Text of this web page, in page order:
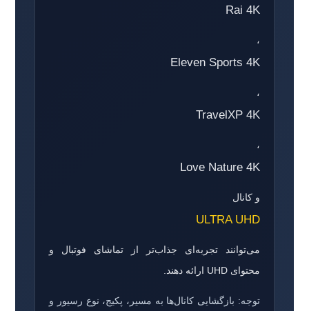
Rai 4K
،
Eleven Sports 4K
،
TravelXP 4K
،
Love Nature 4K
و کانال
ULTRA UHD
می‌توانند تجربه‌ای جذاب‌تر از تماشای فوتبال و
محتوای UHD ارائه دهند.
توجه: بازگشایی کانال‌ها به مسیر، پکیج، نوع رسیور و